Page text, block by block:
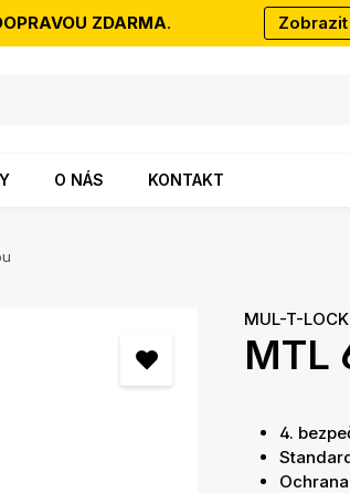
ZDARMA.
O NÁS KONTAKT
MUL-T-LOCK
MTL
4.